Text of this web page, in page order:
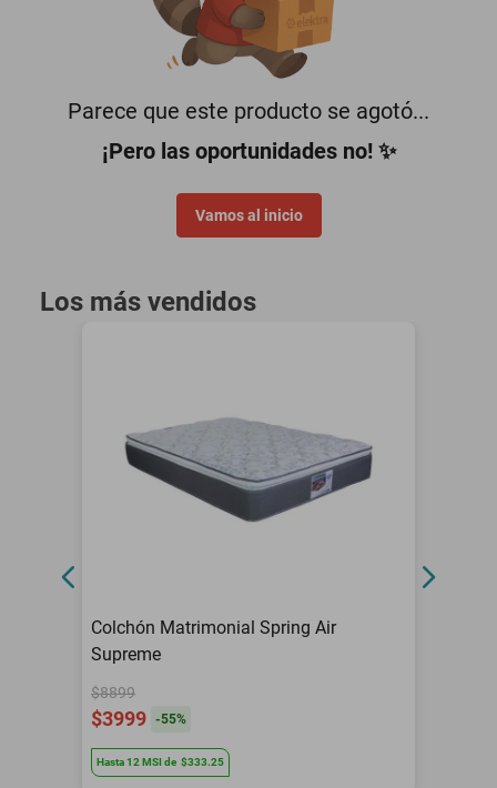
Parece que este producto se agotó...
¡Pero las oportunidades no! ✨
Vamos al inicio
Los más vendidos
Colchón Matrimonial Spring Air
Supreme
$8899
$3999 -55%
Hasta12 MSIde $333.25
oppo
minisplit